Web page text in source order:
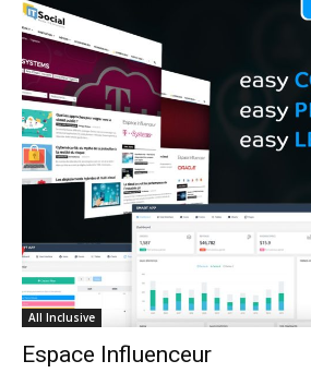
All Inclusive
Espace Influenceur